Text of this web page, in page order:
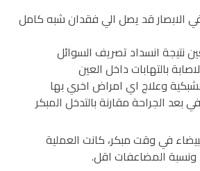
الابصار قد يصل الي فقدان شبه كامل
نتيجة انسداد تصريف السوائل
بالتهابات داخل العين
وعلاج اي امراض اخري بها
بعد الجراحة مقارنة بالتدخل المبكر
في وقت مبكر، كانت العملية
ونسبة المضاعفات اقل.